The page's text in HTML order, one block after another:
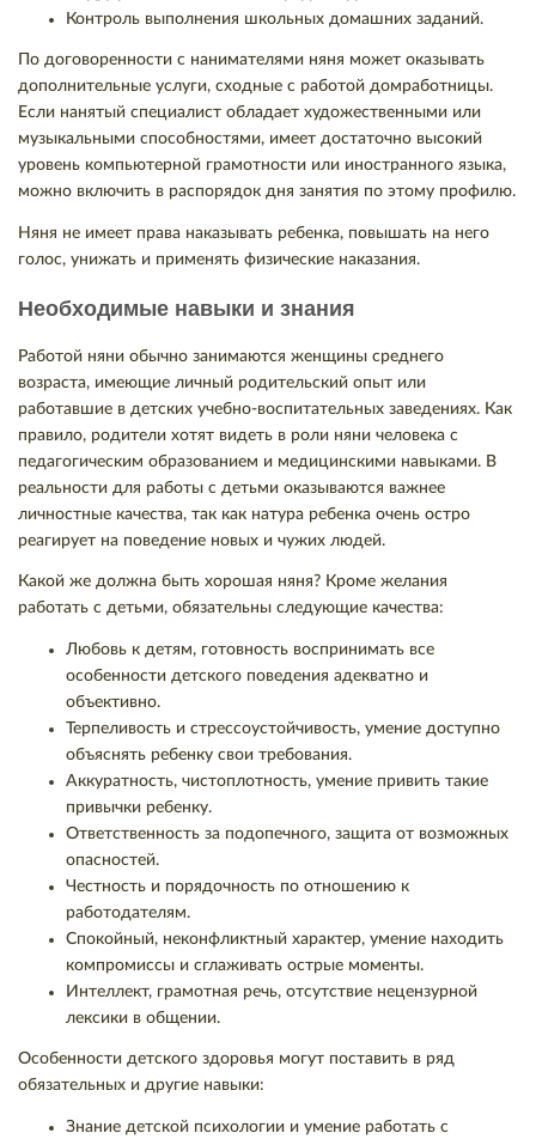
Контроль выполнения школьных домашних заданий.
По договоренности с нанимателями няня может оказывать
дополнительные услуги, сходные с работой домработницы.
Если нанятый специалист обладает художественными или
музыкальными способностями, имеет достаточно высокий
уровень компьютерной грамотности или иностранного языка,
можно включить в распорядок дня занятия по этому профилю.
Няня не имеет права наказывать ребенка, повышать на него
голос, унижать и применять физические наказания.
Необходимые навыки и знания
Работой няни обычно занимаются женщины среднего
возраста, имеющие личный родительский опыт или
работавшие в детских учебно-воспитательных заведениях. Как
правило, родители хотят видеть в роли няни человека с
педагогическим образованием и медицинскими навыками. В
реальности для работы с детьми оказываются важнее
личностные качества, так как натура ребенка очень остро
реагирует на поведение новых и чужих людей.
Какой же должна быть хорошая няня? Кроме желания
работать с детьми, обязательны следующие качества:
Любовь к детям, готовность воспринимать все
особенности детского поведения адекватно и
объективно.
Терпеливость и стрессоустойчивость, умение доступно
объяснять ребенку свои требования.
Аккуратность, чистоплотность, умение привить такие
привычки ребенку.
Ответственность за подопечного, защита от возможных
опасностей.
Честность и порядочность по отношению к
работодателям.
Спокойный, неконфликтный характер, умение находить
компромиссы и сглаживать острые моменты.
Интеллект, грамотная речь, отсутствие нецензурной
лексики в общении.
Особенности детского здоровья могут поставить в ряд
обязательных и другие навыки:
Знание детской психологии и умение работать с